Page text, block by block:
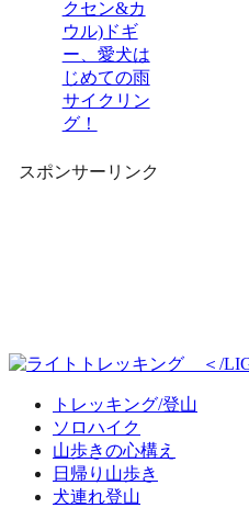
クセン&カ
ウル)ドギ
ー、愛犬は
じめての雨
サイクリン
グ！
スポンサーリンク
トレッキング/登山
ソロハイク
山歩きの心構え
日帰り山歩き
犬連れ登山